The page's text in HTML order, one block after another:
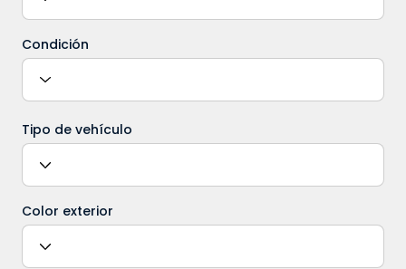
Condición
Tipo de vehículo
Color exterior